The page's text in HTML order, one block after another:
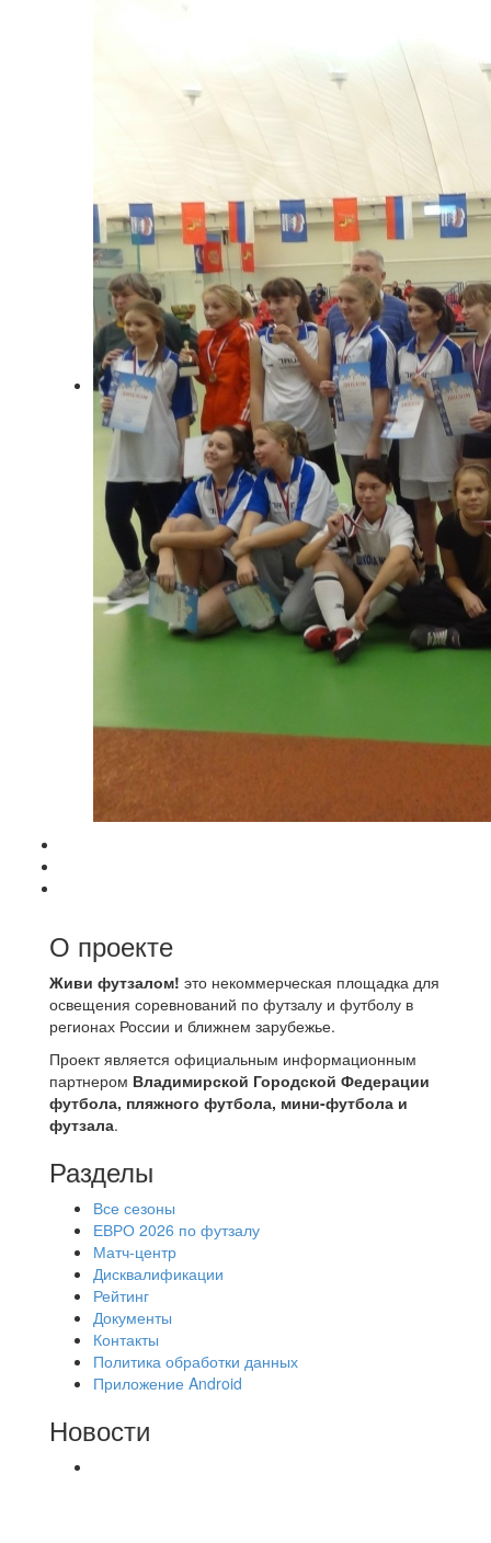
О проекте
Живи футзалом! это некоммерческая площадка для
освещения соревнований по футзалу и футболу в
регионах России и ближнем зарубежье.
Проект является официальным информационным
партнером Владимирской Городской Федерации
футбола, пляжного футбола, мини-футбола и
футзала.
Разделы
Все сезоны
ЕВРО 2026 по футзалу
Матч-центр
Дисквалификации
Рейтинг
Документы
Контакты
Политика обработки данных
Приложение Android
Новости